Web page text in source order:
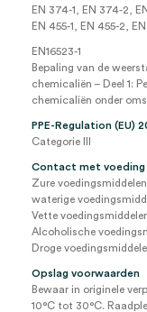
EN 374-1, EN 374-2,
EN 455-1, EN 455-2,
EN16523-1
Bepaling van de
chemicaliën – Deel 1:
chemicaliën onder
PPE-Regulation (EU)
Categorie III
Contact met voeding
Zure voedingsmiddelen
waterige
Vette
Alcoholische
Droge
Opslag voorwaarden
Bewaar in originele
10°C tot 30°C.